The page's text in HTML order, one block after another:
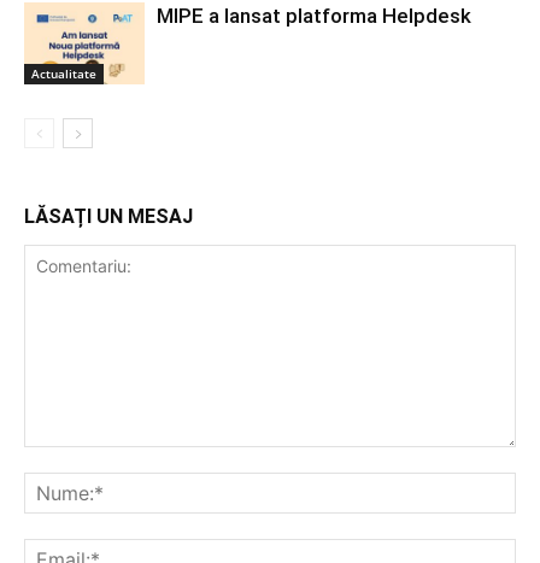
Actualitate
MIPE a lansat platforma Helpdesk
LĂSAȚI UN MESAJ